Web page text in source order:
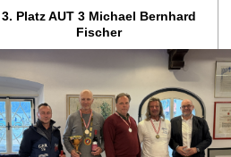
3. Platz AUT 3 Michael Bernhard
Fischer